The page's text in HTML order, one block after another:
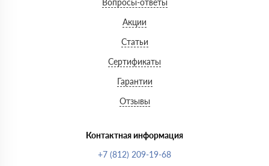
Вопросы-ответы
Акции
Статьи
Сертификаты
Гарантии
Отзывы
Контактная информация
+7 (812) 209-19-68